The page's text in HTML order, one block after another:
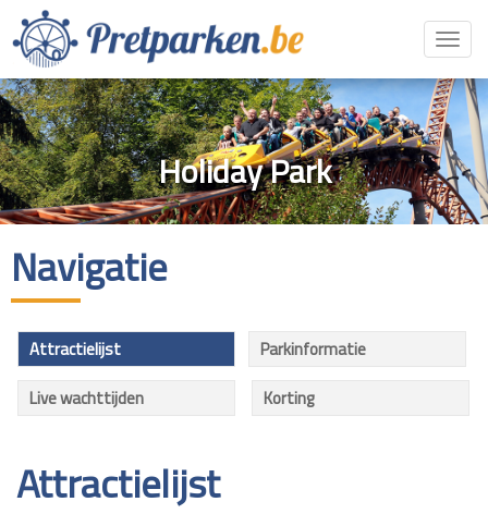
Holiday Park
Navigatie
Attractielijst
Parkinformatie
Live wachttijden
Korting
Attractielijst